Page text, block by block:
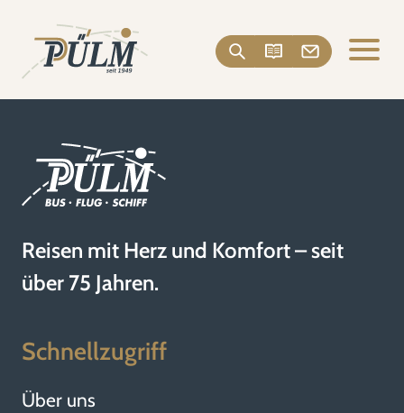
Reisen mit Herz und Komfort – seit
über 75 Jahren.
Schnellzugriff
Über uns